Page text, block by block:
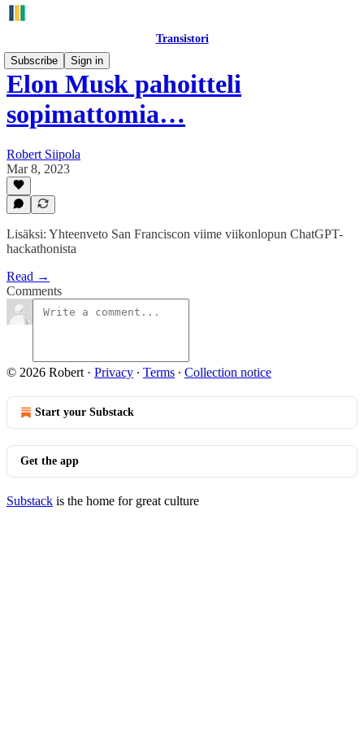
Transistori
Subscribe
Sign in
Elon Musk pahoitteli
sopimattomia…
Robert Siipola
Mar 8, 2023
Lisäksi: Yhteenveto San Franciscon viime viikonlopun ChatGPT-
hackathonista
Read →
Comments
© 2026 Robert · Privacy ∙ Terms ∙ Collection notice
Start your Substack
Get the app
Substack is the home for great culture